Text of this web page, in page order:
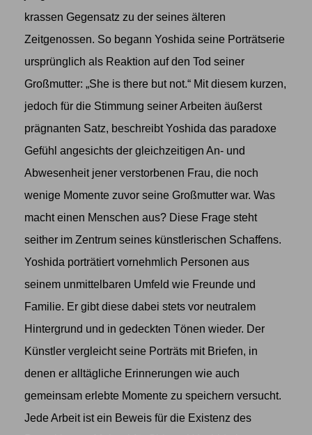
krassen Gegensatz zu der seines älteren
Zeitgenossen. So begann Yoshida seine Porträtserie
ursprünglich als Reaktion auf den Tod seiner
Großmutter: „She is there but not.“ Mit diesem kurzen,
jedoch für die Stimmung seiner Arbeiten äußerst
prägnanten Satz, beschreibt Yoshida das paradoxe
Gefühl angesichts der gleichzeitigen An- und
Abwesenheit jener verstorbenen Frau, die noch
wenige Momente zuvor seine Großmutter war. Was
macht einen Menschen aus? Diese Frage steht
seither im Zentrum seines künstlerischen Schaffens.
Yoshida porträtiert vornehmlich Personen aus
seinem unmittelbaren Umfeld wie Freunde und
Familie. Er gibt diese dabei stets vor neutralem
Hintergrund und in gedeckten Tönen wieder. Der
Künstler vergleicht seine Porträts mit Briefen, in
denen er alltägliche Erinnerungen wie auch
gemeinsam erlebte Momente zu speichern versucht.
Jede Arbeit ist ein Beweis für die Existenz des